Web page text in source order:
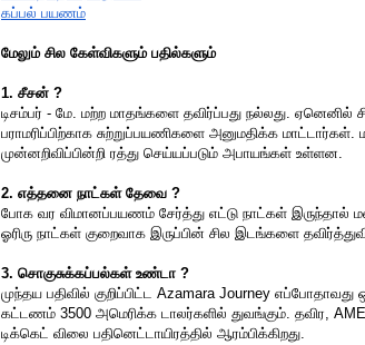
கப்பல் பயணம்
மேலும் சில கேள்விகளும் பதில்களும்
1. சீசன் ?
டிசம்பர் - மே. மற்ற மாதங்களை தவிர்ப்பது நல்லது.
பராமரிப்பிற்காக சுற்றுப்பயணிகளை அனுமதிக்க
முன்னறிவிப்பின்றி ரத்து செய்யப்படும் அபாயங்கள் உள்ளன.
2. எத்தனை நாட்கள் தேவை ?
போக வர விமானப்பயணம் சேர்த்து எட்டு நாட்கள் இருந்தால்
ஓரிரு நாட்கள் குறைவாக இருப்பின் சில இடங்களை
3. சொகுசுக்கப்பல்கள் உண்டா ?
முந்தய பதிவில் குறிப்பிட்ட Azamara Journey
கட்டணம் 3500 அமெரிக்க டாலர்களில் துவங்கும். தவிர,
டிக்கெட் விலை பதினெட்டாயிரத்தில் ஆரம்பிக்கிறது.